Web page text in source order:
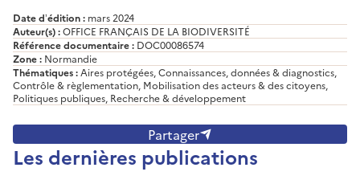
Date d’édition : mars 2024
Auteur(s) :OFFICE FRANÇAIS DE LA BIODIVERSITÉ
Référence documentaire : DOC00086574
Zone : Normandie
Thématiques :Aires protégées, Connaissances, données & diagnostics,
Contrôle & règlementation, Mobilisation des acteurs & des citoyens,
Politiques publiques, Recherche & développement
Partager
Les dernières publications